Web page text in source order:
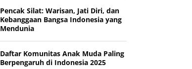
Pencak Silat: Warisan, Jati Diri, dan
Kebanggaan Bangsa Indonesia yang
Mendunia
Daftar Komunitas Anak Muda Paling
Berpengaruh di Indonesia 2025